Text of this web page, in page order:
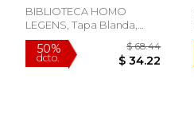
BIBLIOTECA HOMO
LEGENS, Tapa Blanda,
Nuevo